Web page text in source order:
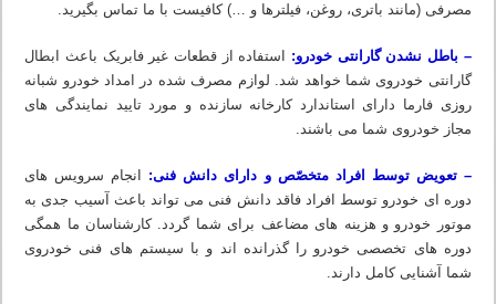
مصرفی (مانند باتری، روغن، فیلترها و …) کافیست با ما تماس بگیرید.
– باطل نشدن گارانتی خودرو: استفاده از قطعات غیر فابریک باعث ابطال
گارانتی خودروی شما خواهد شد. لوازم مصرف شده در امداد خودرو شبانه
روزی فارما دارای استاندارد کارخانه سازنده و مورد تایید نمایندگی های
مجاز خودروی شما می باشند.
– تعویض توسط افراد متخصّص و دارای دانش فنی: انجام سرویس های
دوره ای خودرو توسط افراد فاقد دانش فنی می تواند باعث آسیب جدی به
موتور خودرو و هزینه های مضاعف برای شما گردد. کارشناسان ما همگی
دوره های تخصصی خودرو را گذرانده اند و با سیستم های فنی خودروی
شما آشنایی کامل دارند.